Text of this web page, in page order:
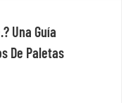
Una Guía
De Paletas